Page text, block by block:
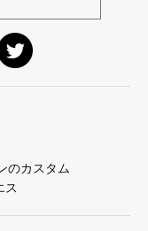
のカスタム
ス